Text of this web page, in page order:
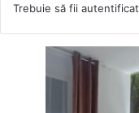
Trebuie să fii autentificat